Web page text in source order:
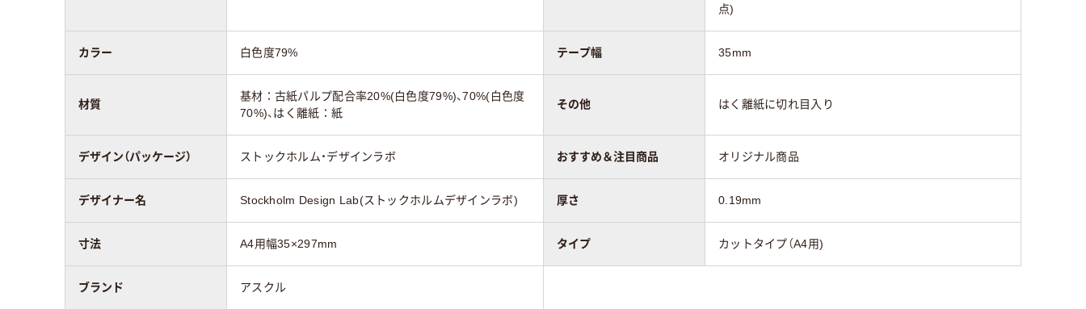
点)
カラー 白色度79% テープ幅 35mm
材質
基材：古紙パルプ配合率20%(白色度79%)、70%(白色度
70%)、はく離紙：紙
その他 はく離紙に切れ目入り
デザイン（パッケージ） ストックホルム・デザインラボ おすすめ＆注目商品 オリジナル商品
デザイナー名 Stockholm Design Lab(ストックホルムデザインラボ) 厚さ 0.19mm
寸法 A4用幅35×297mm タイプ カットタイプ（A4用)
ブランド アスクル